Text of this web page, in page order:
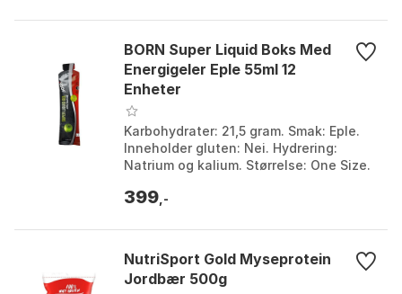
BORN Super Liquid Boks Med
Energigeler Eple 55ml 12
Enheter
Karbohydrater: 21,5 gram. Smak: Eple.
Inneholder gluten: Nei. Hydrering:
Natrium og kalium. Størrelse: One Size.
399 ,-
NutriSport Gold Myseprotein
Jordbær 500g